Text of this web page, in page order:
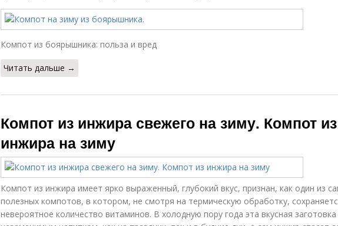
Компот из боярышника: польза и вред
Читать дальше →
Компот из инжира свежего на зиму. Компот из
инжира на зиму
Компот из инжира имеет ярко выраженный, глубокий вкус, признан, как один из
полезных компотов, в котором, не смотря на термическую обработку,
невероятное количество витаминов. В холодную пору года эта вкусная заготовка